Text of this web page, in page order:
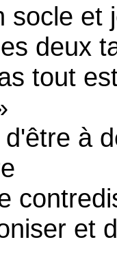
socle et
deux
tout
à
et